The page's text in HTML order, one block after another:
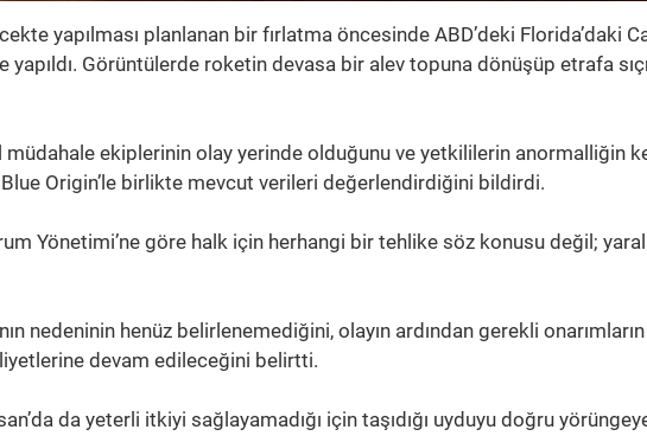
yapılması planlanan bir fırlatma öncesinde ABD’deki Florida’daki
yapıldı. Görüntülerde roketin devasa bir alev topuna dönüşüp etrafa
müdahale ekiplerinin olay yerinde olduğunu ve yetkililerin anormalliğin
Origin’le birlikte mevcut verileri değerlendirdiğini bildirdi.
Yönetimi’ne göre halk için herhangi bir tehlike söz konusu değil;
nedeninin henüz belirlenemediğini, olayın ardından gerekli onarımların
devam edileceğini belirtti.
da yeterli itkiyi sağlayamadığı için taşıdığı uyduyu doğru